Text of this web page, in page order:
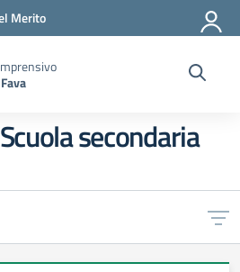
Merito
secondaria